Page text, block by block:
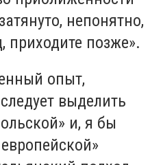
непонятно,
приходите позже».
опыт,
выделить
и, я бы